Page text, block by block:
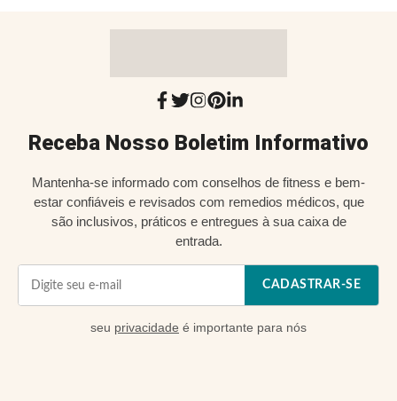
Receba Nosso Boletim Informativo
Mantenha-se informado com conselhos de fitness e bem-
estar confiáveis e revisados com remedios médicos, que
são inclusivos, práticos e entregues à sua caixa de
entrada.
CADASTRAR-SE
seu privacidade é importante para nós